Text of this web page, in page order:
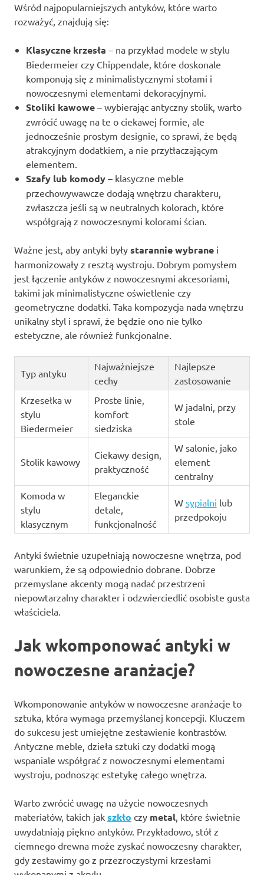
Wśród najpopularniejszych antyków, które warto
rozważyć, znajdują się:
Klasyczne krzesła – na przykład modele w stylu
Biedermeier czy Chippendale, które doskonale
komponują się z minimalistycznymi stołami i
nowoczesnymi elementami dekoracyjnymi.
Stoliki kawowe – wybierając antyczny stolik, warto
zwrócić uwagę na te o ciekawej formie, ale
jednocześnie prostym designie, co sprawi, że będą
atrakcyjnym dodatkiem, a nie przytłaczającym
elementem.
Szafy lub komody – klasyczne meble
przechowywawcze dodają wnętrzu charakteru,
zwłaszcza jeśli są w neutralnych kolorach, które
współgrają z nowoczesnymi kolorami ścian.
Ważne jest, aby antyki były starannie wybrane i
harmonizowały z resztą wystroju. Dobrym pomysłem
jest łączenie antyków z nowoczesnymi akcesoriami,
takimi jak minimalistyczne oświetlenie czy
geometryczne dodatki. Taka kompozycja nada wnętrzu
unikalny styl i sprawi, że będzie ono nie tylko
estetyczne, ale również funkcjonalne.
Typ antyku
Najważniejsze
cechy
Najlepsze
zastosowanie
Krzesełka w
stylu
Biedermeier
Proste linie,
komfort
siedziska
W jadalni, przy
stole
Stolik kawowy
Ciekawy design,
praktyczność
W salonie, jako
element
centralny
Komoda w
stylu
klasycznym
Eleganckie
detale,
funkcjonalność
W sypialni lub
przedpokoju
Antyki świetnie uzupełniają nowoczesne wnętrza, pod
warunkiem, że są odpowiednio dobrane. Dobrze
przemyslane akcenty mogą nadać przestrzeni
niepowtarzalny charakter i odzwierciedlić osobiste gusta
właściciela.
Jak wkomponować antyki w
nowoczesne aranżacje?
Wkomponowanie antyków w nowoczesne aranżacje to
sztuka, która wymaga przemyślanej koncepcji. Kluczem
do sukcesu jest umiejętne zestawienie kontrastów.
Antyczne meble, dzieła sztuki czy dodatki mogą
wspaniale współgrać z nowoczesnymi elementami
wystroju, podnosząc estetykę całego wnętrza.
Warto zwrócić uwagę na użycie nowoczesnych
materiałów, takich jak szkło czy metal , które świetnie
uwydatniają piękno antyków. Przykładowo, stół z
ciemnego drewna może zyskać nowoczesny charakter,
gdy zestawimy go z przezroczystymi krzesłami